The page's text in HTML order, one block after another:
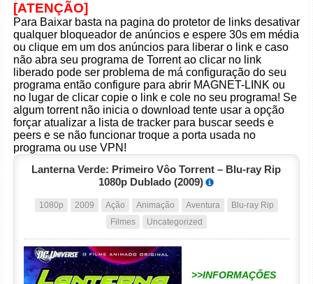
[ATENÇÃO]
Para Baixar basta na pagina do protetor de links desativar
qualquer bloqueador de anúncios e espere 30s em média
ou clique em um dos anúncios para liberar o link e caso
não abra seu programa de Torrent ao clicar no link
liberado pode ser problema de má configuração do seu
programa então configure para abrir MAGNET-LINK ou
no lugar de clicar copie o link e cole no seu programa! Se
algum torrent não inicia o download tente usar a opção
forçar atualizar a lista de tracker para buscar seeds e
peers e se não funcionar troque a porta usada no
programa ou use VPN!
Lanterna Verde: Primeiro Vôo Torrent – Blu-ray Rip
1080p Dublado (2009)
1080p 2009 Ação Animação Aventura
Blu-ray Rip
Filmes
Uncategorized
>>INFORMAÇÕES